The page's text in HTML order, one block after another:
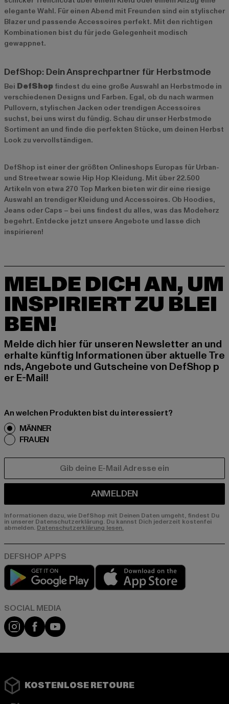
elegante Wahl. Für einen Abend mit Freunden sind ein stylischer
Blazer und passende Accessoires perfekt. Mit den richtigen
Kombinationen bist du für jede Gelegenheit modisch
gewappnet.
DefShop: Dein Ansprechpartner für Herbstmode
Bei DefShop findest du eine große Auswahl an Herbstmode in
verschiedenen Designs und Farben. Egal, ob du nach warmen
Pullovern, stylischen Jacken oder trendigen Accessoires
suchst, bei uns wirst du fündig. Schau dir unser Herbstmode
Sortiment an und finde die perfekten Stücke, um deinen Herbst
Look zu vervollständigen.
DefShop ist einer der größten Onlineshops Europas für Urban-
und Streetwear sowie Hip Hop Kleidung. Mit über 22.500
Artikeln von etwa 270 Top Marken bieten wir dir eine riesige
Auswahl an trendiger Kleidung und Accessoires. Ob Hoodies,
Jeans oder Caps – bei uns findest du alles, was das Modeherz
begehrt. Entdecke jetzt unsere Angebote und lasse dich
inspirieren!
MELDE DICH AN, UM
INSPIRIERT ZU BLEI
BEN!
Melde dich hier für unseren Newsletter an und
erhalte künftig Informationen über aktuelle Tre
nds, Angebote und Gutscheine von DefShop p
er E-Mail!
An welchen Produkten bist du interessiert?
MÄNNER
FRAUEN
ANMELDEN
Informationen dazu, wie DefShop mit Deinen Daten umgeht, findest Du
in unserer Datenschutzerklärung. Du kannst Dich jederzeit kostenfei
abmelden. Datenschutzerklärung lesen.
Play market
Instagram
FacebookYouTube
KOSTENLOSE RETOURE